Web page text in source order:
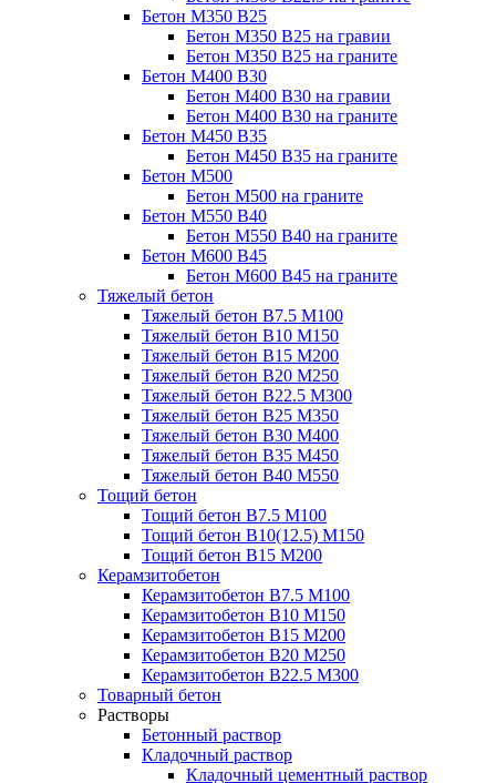
Бетон М350 В25
Бетон М350 В25 на гравии
Бетон М350 В25 на граните
Бетон М400 В30
Бетон М400 В30 на гравии
Бетон М400 В30 на граните
Бетон М450 В35
Бетон М450 В35 на граните
Бетон М500
Бетон М500 на граните
Бетон М550 В40
Бетон М550 В40 на граните
Бетон М600 В45
Бетон М600 В45 на граните
Тяжелый бетон
Тяжелый бетон В7.5 М100
Тяжелый бетон В10 М150
Тяжелый бетон В15 М200
Тяжелый бетон В20 М250
Тяжелый бетон В22.5 М300
Тяжелый бетон В25 М350
Тяжелый бетон В30 М400
Тяжелый бетон В35 М450
Тяжелый бетон В40 М550
Тощий бетон
Тощий бетон В7.5 М100
Тощий бетон В10(12.5) М150
Тощий бетон В15 М200
Керамзитобетон
Керамзитобетон В7.5 М100
Керамзитобетон В10 М150
Керамзитобетон В15 М200
Керамзитобетон В20 М250
Керамзитобетон В22.5 М300
Товарный бетон
Растворы
Бетонный раствор
Кладочный раствор
Кладочный цементный раствор